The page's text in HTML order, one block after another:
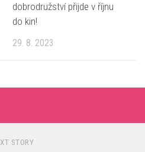
dobrodružství přijde v říjnu
do kin!
29. 8. 2023
STORY